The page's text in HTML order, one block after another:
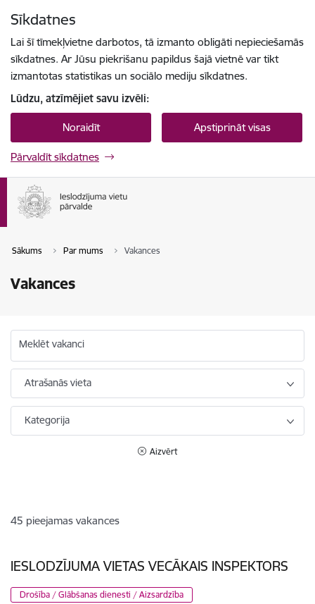
Sīkdatnes
Lai šī tīmekļvietne darbotos, tā izmanto obligāti nepieciešamās
sīkdatnes. Ar Jūsu piekrišanu papildus šajā vietnē var tikt
izmantotas statistikas un sociālo mediju sīkdatnes.
Lūdzu, atzīmējiet savu izvēli:
Noraidīt Apstiprināt visas
Pārvaldīt sīkdatnes
Sākums Par mums Vakances
Vakances
Meklēt vakanci
Atrašanās vieta
Kategorija
Aizvērt
45 pieejamas vakances
IESLODZĪJUMA VIETAS VECĀKAIS INSPEKTORS
Drošība / Glābšanas dienesti / Aizsardzība